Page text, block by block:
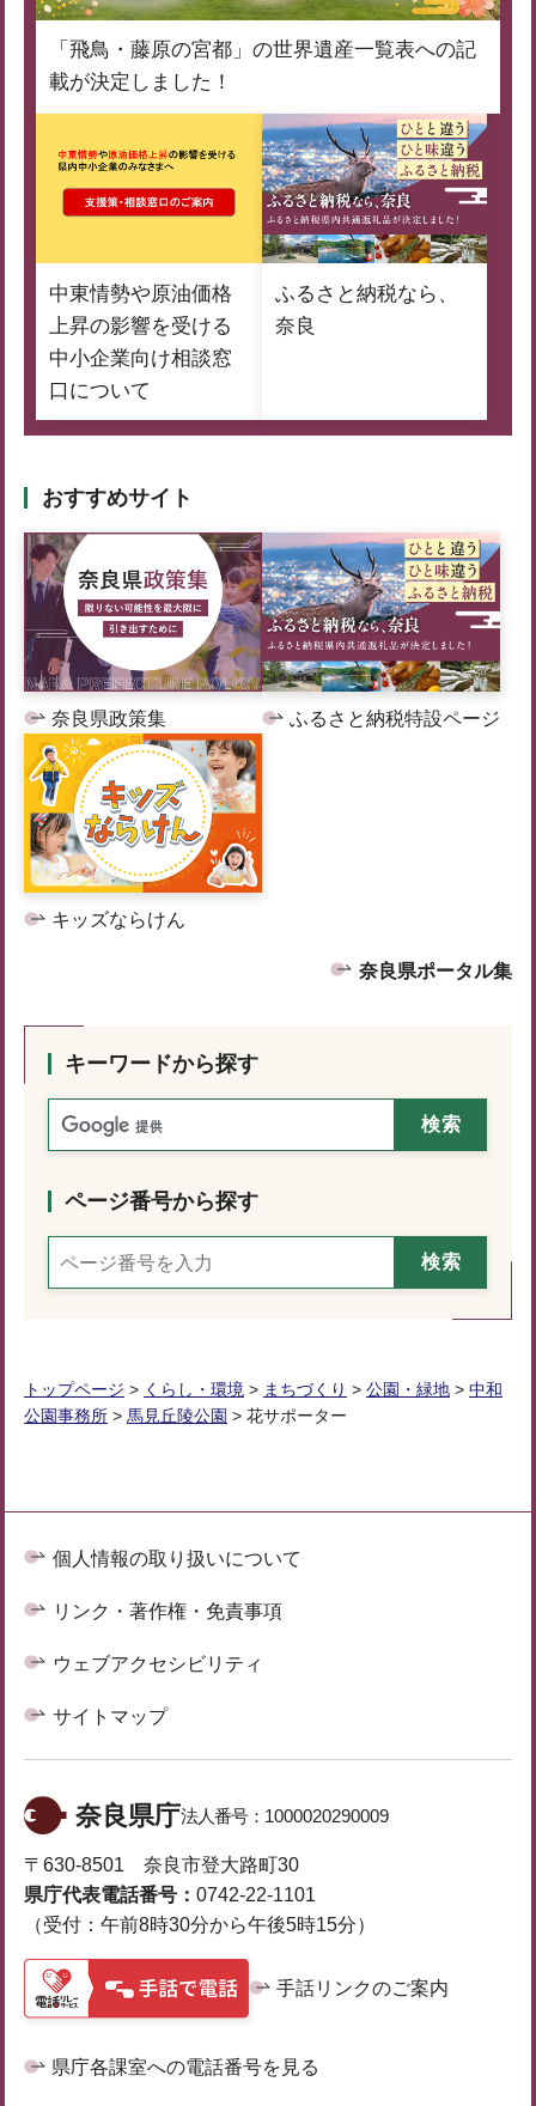
「飛鳥・藤原の宮都」の世界遺産一覧表への記
載が決定しました！
中東情勢や原油価格
上昇の影響を受ける
中小企業向け相談窓
口について
ふるさと納税なら、
奈良
おすすめサイト
奈良県政策集 ふるさと納税特設ページ
キッズならけん
奈良県ポータル集
キーワードから探す
ページ番号から探す
トップページ > くらし・環境 > まちづくり > 公園・緑地 > 中和
公園事務所 > 馬見丘陵公園 > 花サポーター
個人情報の取り扱いについて
リンク・著作権・免責事項
ウェブアクセシビリティ
サイトマップ
奈良県庁法人番号： 1000020290009
〒630-8501 奈良市登大路町30
県庁代表電話番号： 0742-22-1101
（受付：午前8時30分から午後5時15分）
手話リンクのご案内
県庁各課室への電話番号を見る